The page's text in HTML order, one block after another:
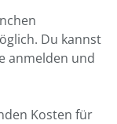
Du kannst
anmelden und
Kosten für